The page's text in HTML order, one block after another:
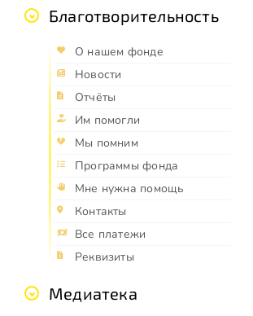
Благотворительность
О нашем фонде
Новости
Отчёты
Им помогли
Мы помним
Программы фонда
Мне нужна помощь
Контакты
Все платежи
Реквизиты
Медиатека